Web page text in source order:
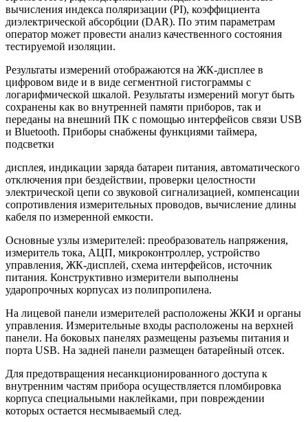
вычисления индекса поляризации (PI), коэффициента
диэлектрической абсорбции (DAR). По этим параметрам
оператор может провести анализ качественного состояния
тестируемой изоляции.
Результаты измерений отображаются на ЖК-дисплее в
цифровом виде и в виде сегментной гистограммы с
логарифмической шкалой. Результаты измерений могут быть
сохранены как во внутренней памяти приборов, так и
переданы на внешний ПК с помощью интерфейсов связи USB
и Bluetooth. Приборы снабжены функциями таймера,
подсветки
дисплея, индикации заряда батареи питания, автоматического
отключения при бездействии, проверки целостности
электрической цепи со звуковой сигнализацией, компенсации
сопротивления измерительных проводов, вычисление длины
кабеля по измеренной емкости.
Основные узлы измерителей: преобразователь напряжения,
измеритель тока, АЦП, микроконтроллер, устройство
управления, ЖК-дисплей, схема интерфейсов, источник
питания. Конструктивно измерители выполнены
ударопрочных корпусах из полипропилена.
На лицевой панели измерителей расположены ЖКИ и органы
управления. Измерительные входы расположены на верхней
панели. На боковых панелях размещены разъемы питания и
порта USB. На задней панели размещен батарейный отсек.
Для предотвращения несанкционированного доступа к
внутренним частям прибора осуществляется пломбировка
корпуса специальными наклейками, при повреждении
которых остается несмываемый след.